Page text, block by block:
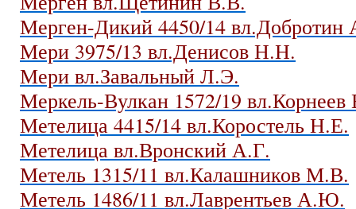
Мерген-Дикий 4450/14 вл.Добротин
Мери 3975/13 вл.Денисов Н.Н.
Мери вл.Завальный Л.Э.
Меркель-Вулкан 1572/19
Метелица 4415/14 вл.Коростель Н.Е.
Метелица вл.Вронский А.Г.
Метель 1315/11 вл.Калашников М.В.
Метель 1486/11 вл.Лаврентьев А.Ю.